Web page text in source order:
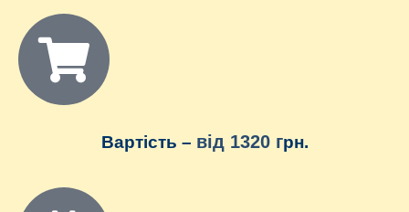
Вартість – від 1320 грн.